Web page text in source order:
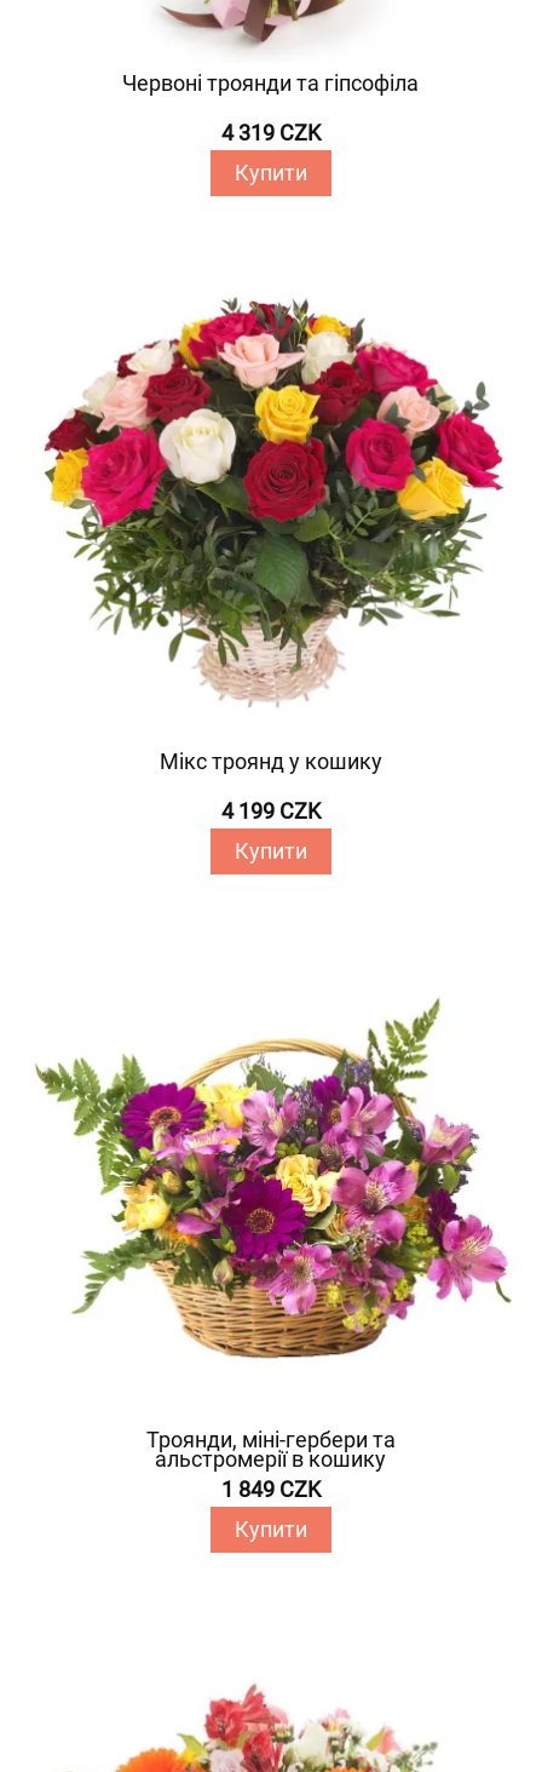
Червоні троянди та гіпсофіла
4 319 CZK
Купити
Мікс троянд у кошику
4 199 CZK
Купити
Троянди, міні-гербери та
альстромерії в кошику
1 849 CZK
Купити